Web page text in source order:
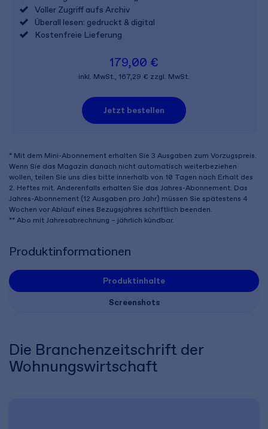
Voller Zugriff aufs Archiv
Überall lesen: gedruckt & digital
Kostenfreie Lieferung
179,00 €
inkl. MwSt., 167,29 € zzgl. MwSt.
Jetzt bestellen
* Mit dem Mini-Abonnement erhalten Sie 3 Ausgaben zum Vorzugspreis.
Wenn Sie das Magazin danach nicht automatisch weiterbeziehen
wollen, teilen Sie uns dies bitte innerhalb von 10 Tagen nach Erhalt des
2. Heftes mit. Anderenfalls erhalten Sie das Jahres-Abonnement. Das
Jahres-Abonnement (12 Ausgaben pro Jahr) müssen Sie spätestens 4
Wochen vor Ablauf eines Bezugsjahres schriftlich beenden.
** Abo mit Jahresabrechnung – jährlich kündbar.
Produktinformationen
Produktinhalte
Screenshots
Die Branchenzeitschrift der
Wohnungswirtschaft